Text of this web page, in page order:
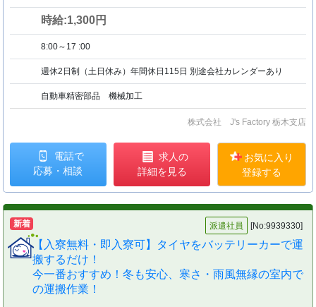
時給:1,300円
8:00～17 :00
週休2日制（土日休み）年間休日115日 別途会社カレンダーあり
自動車精密部品 機械加工
株式会社 J's Factory 栃木支店
電話で
応募・相談
求人の
詳細を見る
お気に入り
登録する
新着 派遣社員 [No:9939330]
【入寮無料・即入寮可】タイヤをバッテリーカーで運
搬するだけ！
今一番おすすめ！冬も安心、寒さ・雨風無縁の室内で
の運搬作業！